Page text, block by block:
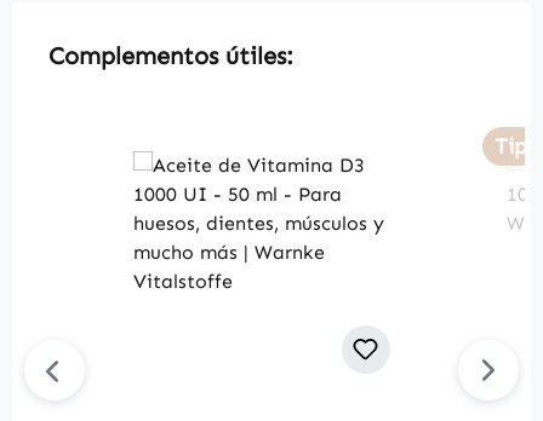
Skip product gallery
Complementos útiles:
Tip